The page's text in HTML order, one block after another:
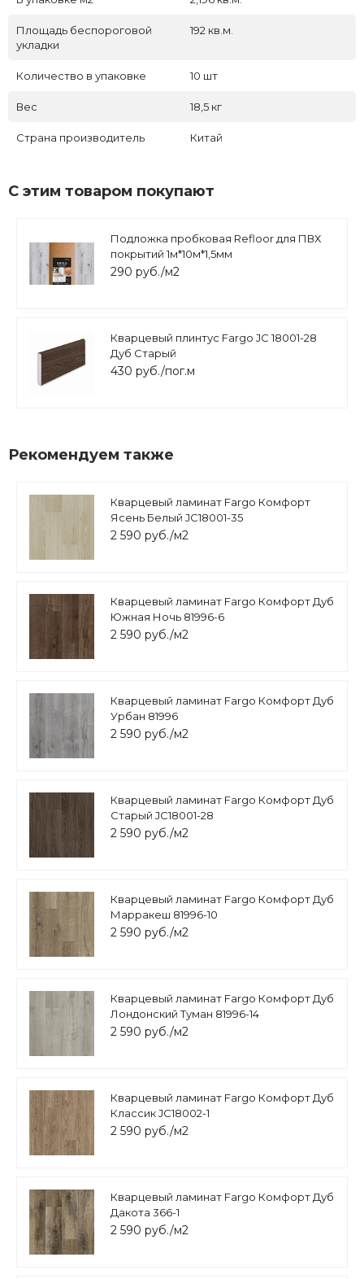
Площадь беспороговой
укладки
192 кв.м.
Количество в упаковке 10 шт
Вес 18,5 кг
Страна производитель Китай
С этим товаром покупают
Подложка пробковая Refloor для ПВХ
покрытий 1м*10м*1,5мм
290 руб./м2
Кварцевый плинтус Fargo JC 18001-28
Дуб Старый
430 руб./пог.м
Рекомендуем также
Кварцевый ламинат Fargo Комфорт
Ясень Белый JC18001-35
2 590 руб./м2
Кварцевый ламинат Fargo Комфорт Дуб
Южная Ночь 81996-6
2 590 руб./м2
Кварцевый ламинат Fargo Комфорт Дуб
Урбан 81996
2 590 руб./м2
Кварцевый ламинат Fargo Комфорт Дуб
Старый JC18001-28
2 590 руб./м2
Кварцевый ламинат Fargo Комфорт Дуб
Марракеш 81996-10
2 590 руб./м2
Кварцевый ламинат Fargo Комфорт Дуб
Лондонский Туман 81996-14
2 590 руб./м2
Кварцевый ламинат Fargo Комфорт Дуб
Классик JC18002-1
2 590 руб./м2
Кварцевый ламинат Fargo Комфорт Дуб
Дакота 366-1
2 590 руб./м2